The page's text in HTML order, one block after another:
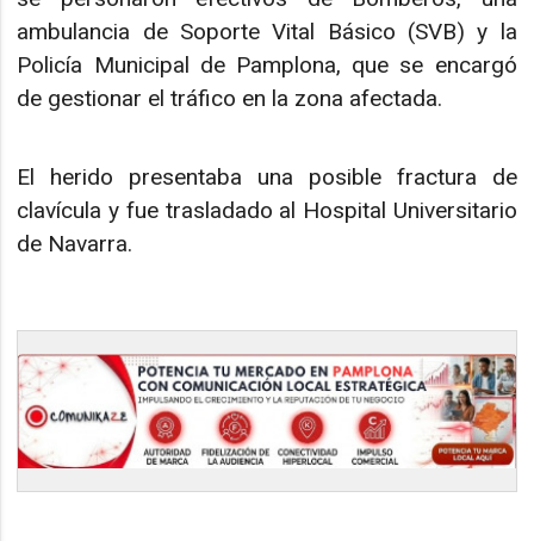
ambulancia de Soporte Vital Básico (SVB) y la
Policía Municipal de Pamplona, que se encargó
de gestionar el tráfico en la zona afectada.
El herido presentaba una posible fractura de
clavícula y fue trasladado al Hospital Universitario
de Navarra.